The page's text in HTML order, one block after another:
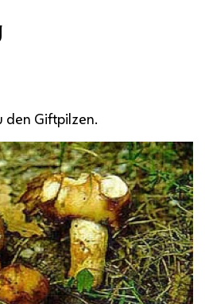
den Giftpilzen.